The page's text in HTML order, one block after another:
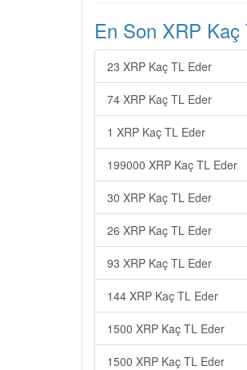
En Son XRP
23 XRP Kaç TL Eder
74 XRP Kaç TL Eder
1 XRP Kaç TL Eder
199000 XRP Kaç TL Eder
30 XRP Kaç TL Eder
26 XRP Kaç TL Eder
93 XRP Kaç TL Eder
144 XRP Kaç TL Eder
1500 XRP Kaç TL Eder
1500 XRP Kaç TL Eder